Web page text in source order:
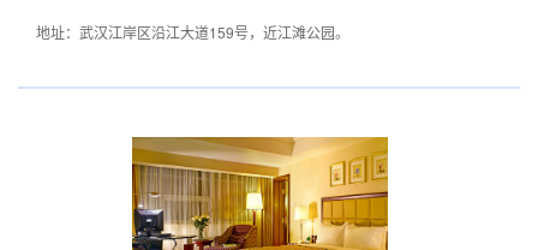
地址：武汉江岸区沿江大道159号，近江滩公园。